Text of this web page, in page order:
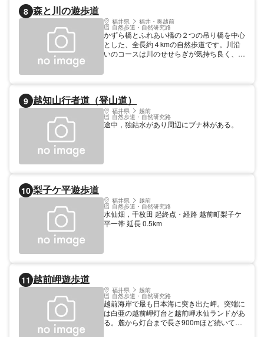
8 森と川の遊歩道
福井県 福井・奥越前
自然歩道・自然研究路
かずら橋とふれあい橋の２つの吊り橋を中心
とした、全長約４kmの自然歩道です。川沿
いのコースは川のせせらぎが気持ち良く、夏
いようご注意ください）
9 越知山行者道（登山道）
福井県 越前
自然歩道・自然研究路
途中，独鈷水があり周辺にブナ林がある。
10 梨子ケ平遊歩道
福井県 越前
自然歩道・自然研究路
水仙畑，千枚田 起終点・経路 越前町梨子ケ
平一帯 延長 0.5km
11 越前岬遊歩道
福井県 越前
自然歩道・自然研究路
越前海岸で最も日本海に突き出た岬。突端に
は白亜の越前岬灯台と越前岬水仙ランドがあ
る。麓から灯台まで長さ900mほど続いてい